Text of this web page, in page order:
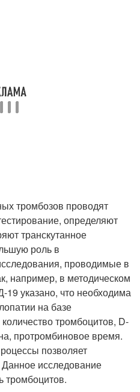
тромбозов проводят
определяют
транскутанное
роль в
проводимые в
например, в методическом
указано, что необходима
на базе
тромбоцитов, D-
протромбиновое время.
позволяет
исследование
тромбоцитов.